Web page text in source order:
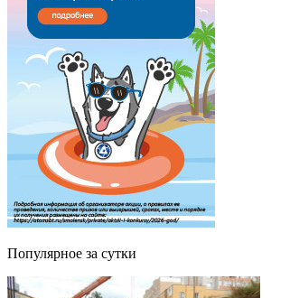
Популярное за сутки